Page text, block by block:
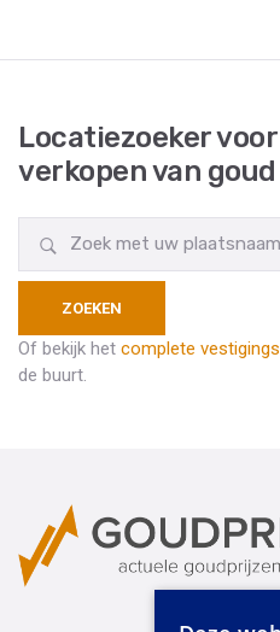
Locatiezoeker
verkopen van goud
Of bekijk het complete
de buurt.